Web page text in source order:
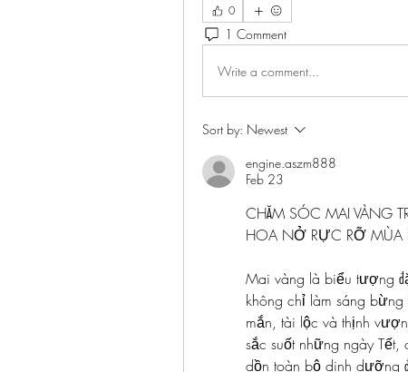
0
1 Comment
Write a comment...
Sort by: Newest
engine.aszm888
Feb 23
CHĂM SÓC MAI VÀNG
HOA NỞ RỰC RỠ MÙA
Mai vàng là biểu tượng
không chỉ làm sáng
mắn, tài lộc và thịnh
sắc suốt những ngày
dồn toàn bộ dinh dưỡng